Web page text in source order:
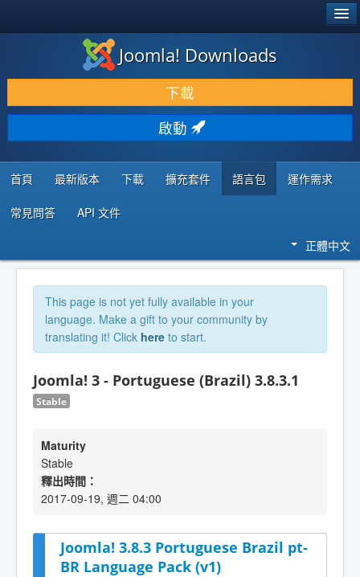
下載 & 擴充
發現 & 學習
社群 & 支援
程式者資源
Joomla! Downloads
下載
啟動
首頁 最新版本 下載 擴充套件 語言包 運作需求
常見問答 API 文件
正體中文
This page is not yet fully available in your
language. Make a gift to your community by
translating it! Click here to start.
Joomla! 3 - Portuguese (Brazil) 3.8.3.1
Stable
Maturity
Stable
釋出時間：
2017-09-19, 週二 04:00
Joomla! 3.8.3 Portuguese Brazil pt-
BR Language Pack (v1)